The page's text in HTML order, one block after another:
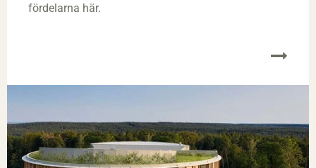
fördelarna här.